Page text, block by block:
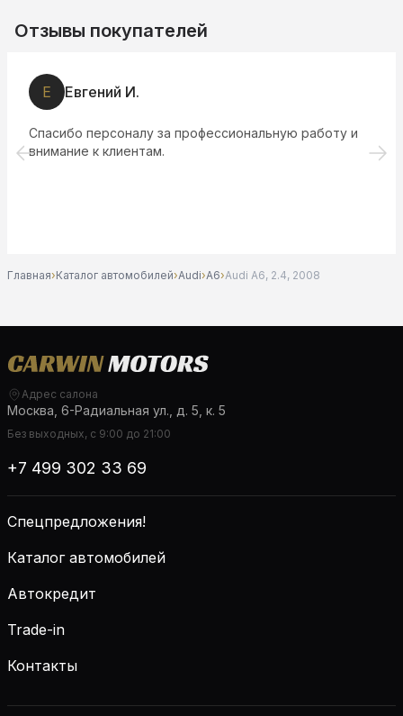
Отзывы покупателей
Е Евгений И.
Спасибо персоналу за профессиональную работу и
внимание к клиентам.
Главная›Каталог автомобилей›Audi›A6›Audi A6, 2.4, 2008
Адрес салона
Москва, 6-Радиальная ул., д. 5, к. 5
Без выходных, с 9:00 до 21:00
+7 499 302 33 69
Спецпредложения!
Каталог автомобилей
Автокредит
Trade-in
Контакты